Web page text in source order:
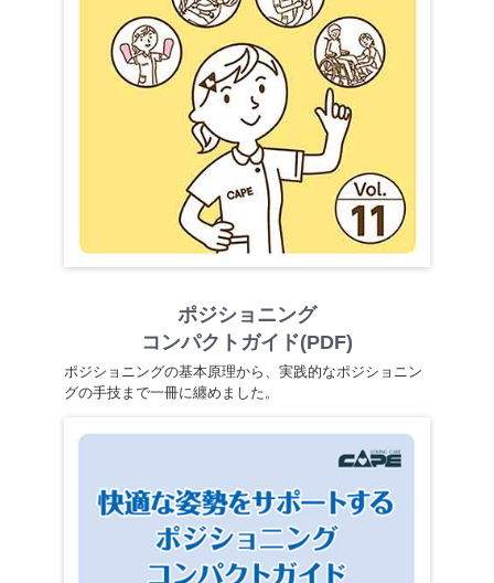
ポジショニング
コンパクトガイド(PDF)
ポジショニングの基本原理から、実践的なポジショニン
グの手技まで一冊に纏めました。